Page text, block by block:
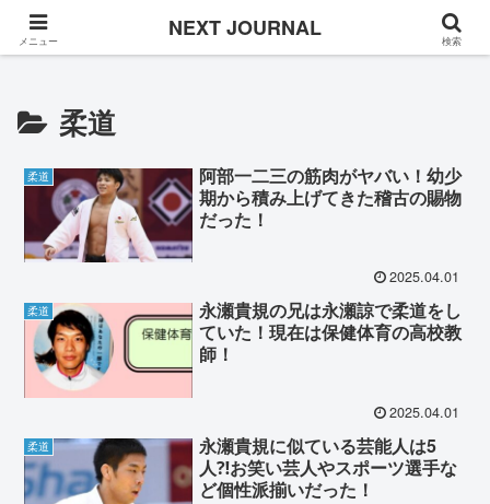
Once in a while
柔道
柔道
阿部一二三の筋肉がヤバい！幼少
期から積み上げてきた稽古の賜物
だった！
2025.04.01
柔道
永瀬貴規の兄は永瀬諒で柔道をし
ていた！現在は保健体育の高校教
師！
2025.04.01
柔道
永瀬貴規に似ている芸能人は5
人⁈お笑い芸人やスポーツ選手な
ど個性派揃いだった！
メニュー NEXT JOURNAL 検索